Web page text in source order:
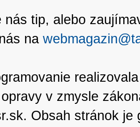
nás tip, alebo
na
v zmysle
Obsah stránok